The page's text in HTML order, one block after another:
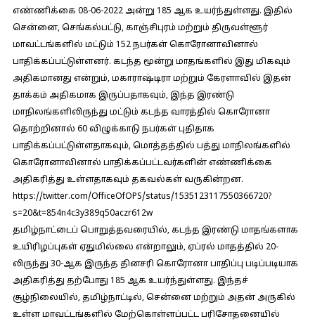
எண்ணிக்கை 08-06-2022 அன்று 185 ஆக உயர்ந்துள்ளது. இதில்
சென்னை, செங்கல்பட்டு, காஞ்சிபுரம் மற்றும் திருவள்ளூர்
மாவட்டங்களில் மட்டும் 152 நபர்கள் கொரோனாவினால்
பாதிக்கப்பட்டுள்ளனர். கடந்த மூன்று மாதங்களில் இது மிகவும்
அதிகமானது என்றும், மகாராஷ்டிரா மற்றும் கேரளாவில் இதன்
தாக்கம் அதிகமாக இருப்பதாகவும், இந்த இரண்டு
மாநிலங்களிலிருந்து மட்டும் கடந்த வாரத்தில் கொரோனா
தொற்றினால் 60 விழுக்காடு நபர்கள் புதிதாக
பாதிக்கப்பட்டுள்ளதாகவும், மொத்தத்தில் பத்து மாநிலங்களில்
கொரோனாவினால் பாதிக்கப்பட்டவர்களின் எண்ணிக்கை
அதிகரித்து உள்ளதாகவும் தகவல்கள் வருகின்றன.
https://twitter.com/OfficeOfOPS/status/1535123117550366720?
s=20&t=854n4c3y389q50aczr612w
தமிழ்நாட்டைப் பொறுத்தவரையில், கடந்த இரண்டு மாதங்களாக
உயிரிழப்புகள் ஏதுமில்லை என்றாலும், ஏப்ரல் மாதத்தில் 20-
லிருந்து 30-ஆக இருந்த தினசரி கொரோனா பாதிப்பு படிப்படியாக
அதிகரித்து தற்போது 185 ஆக உயர்ந்துள்ளது. இந்தச்
சூழ்நிலையில், தமிழ்நாட்டில், சென்னை மற்றும் அதன் அருகில்
உள்ள மாவட்டங்களில் மேற்கொள்ளப்பட்ட பரிசோதனையில்